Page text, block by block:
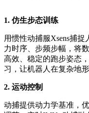
1. 仿生步态训练
用惯性动捕服Xsens捕
力时序、步频步幅，将
高效、稳定的跑步姿态
习，让机器人在复杂地
2. 运动控制
动捕提供动力学基准，